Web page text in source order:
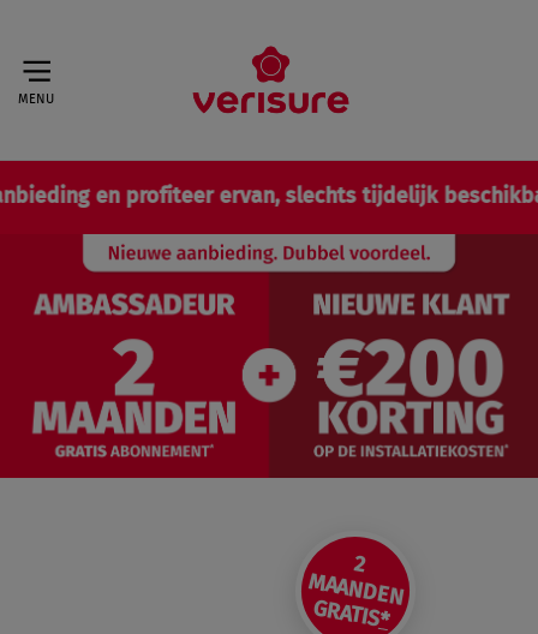
MENU
profiteer ervan, slechts tijdelijk beschikbaar!
2
M
AAN
D
EN
GRATIS*